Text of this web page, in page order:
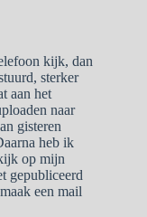
kijk, dan
sterker
aan het
naar
gisteren
heb ik
op mijn
gepubliceerd
een mail